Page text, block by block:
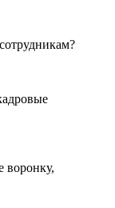
воронку,